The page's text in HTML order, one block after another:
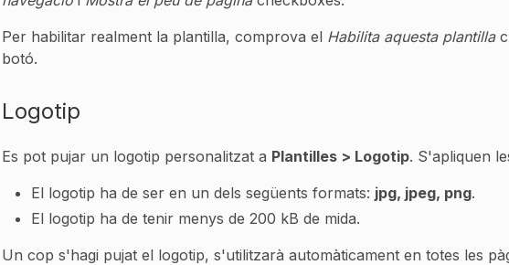
Per habilitar realment la plantilla, comprova el Habilita aquesta plantilla
botó.
Logotip
Es pot pujar un logotip personalitzat a Plantilles > Logotip. S'apliquen
El logotip ha de ser en un dels següents formats: jpg, jpeg, png.
El logotip ha de tenir menys de 200 kB de mida.
Un cop s'hagi pujat el logotip, s'utilitzarà automàticament en totes les